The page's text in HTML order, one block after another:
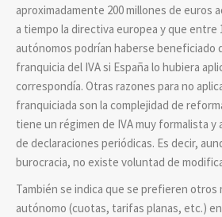
aproximadamente 200 millones de euros
a tiempo la directiva europea y que entre
autónomos podrían haberse beneficiado
franquicia del IVA si España lo hubiera
correspondía. Otras razones para no
franquiciada son la complejidad de
tiene un régimen de IVA muy formalista
de declaraciones periódicas. Es decir,
burocracia, no existe voluntad de
También se indica que se prefieren otros
autónomo (cuotas, tarifas planas, etc.)